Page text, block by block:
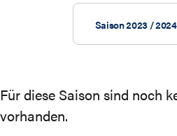
Saison 2023 / 2024
Für diese Saison sind noch
vorhanden.